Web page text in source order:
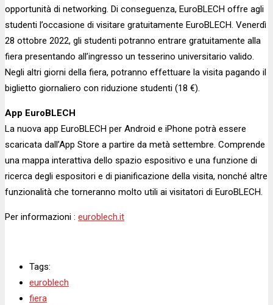
opportunità di networking. Di conseguenza, EuroBLECH offre agli
studenti l’occasione di visitare gratuitamente EuroBLECH. Venerdì
28 ottobre 2022, gli studenti potranno entrare gratuitamente alla
fiera presentando all’ingresso un tesserino universitario valido.
Negli altri giorni della fiera, potranno effettuare la visita pagando il
biglietto giornaliero con riduzione studenti (18 €).
App EuroBLECH
La nuova app EuroBLECH per Android e iPhone potrà essere
scaricata dall’App Store a partire da metà settembre. Comprende
una mappa interattiva dello spazio espositivo e una funzione di
ricerca degli espositori e di pianificazione della visita, nonché altre
funzionalità che torneranno molto utili ai visitatori di EuroBLECH.
Per informazioni : euroblech.it
Tags:
euroblech
fiera